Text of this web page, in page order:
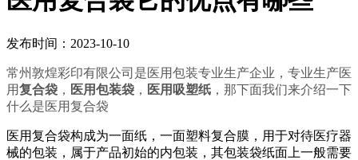
发布时间：2023-10-10
常州敦煌彩印有限公司是医用包装专业生产企业，专业生产医
用复合袋 ， 医用包装袋 ， 医用吸塑纸 ，那下面我们来介绍一下
什么是医用复合袋
医用复合袋构成为一面纸，一面塑料复合膜，用于对待医疗器
械的包装，属于产品初始的内包装，其包装袋纸面上一般需要